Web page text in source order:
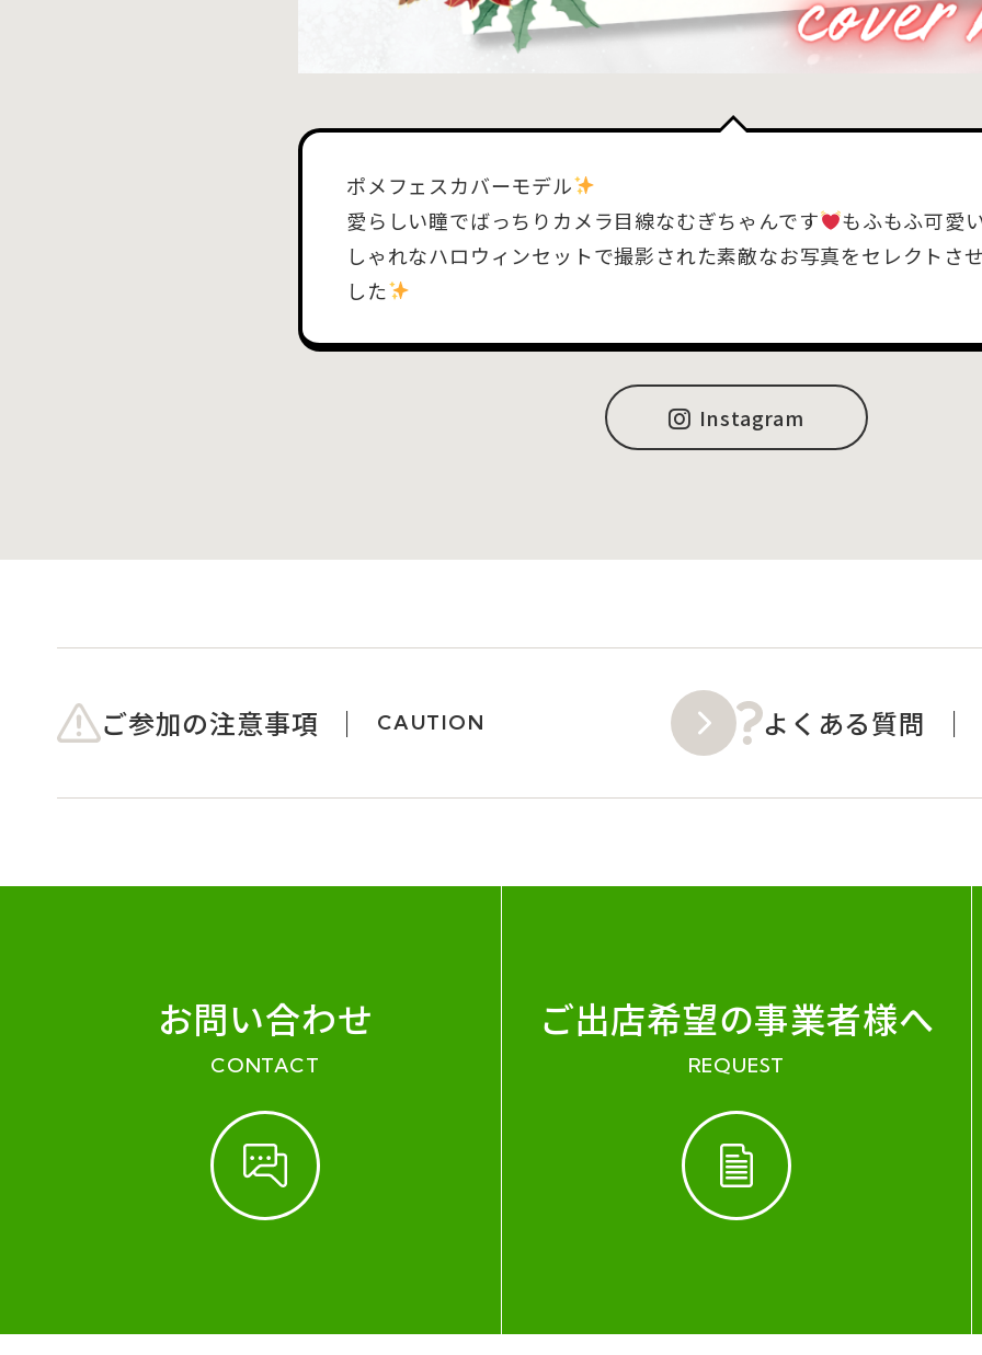
ポメフェスカバーモデル
愛らしい瞳でばっちりカメラ目線なむぎちゃんです
もふもふ可愛
しゃれなハロウィンセットで撮影された素敵なお写真をセレクトさ
した
Instagram
ご参加の注意事項 CAUTION よくある質問
お問い合わせ
CONTACT
ご出店希望の事業者様へ
REQUEST